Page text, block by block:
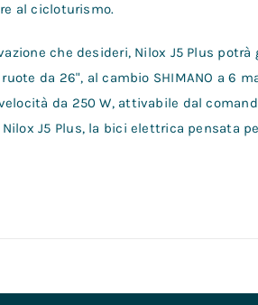
al cicloturismo.
che desideri, Nilox J5 Plus
da 26", al cambio SHIMANO a 6
velocità da 250 W, attivabile dal
J5 Plus, la bici elettrica pensata